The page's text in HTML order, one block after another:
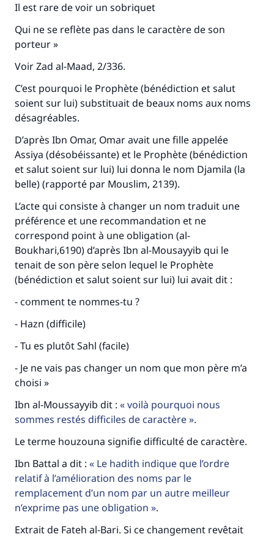
Il est rare de voir un sobriquet
Qui ne se reflète pas dans le caractère de son
porteur »
Voir Zad al-Maad, 2/336.
C’est pourquoi le Prophète (bénédiction et salut
soient sur lui) substituait de beaux noms aux noms
désagréables.
D’après Ibn Omar, Omar avait une fille appelée
Assiya (désobéissante) et le Prophète (bénédiction
et salut soient sur lui) lui donna le nom Djamila (la
belle) (rapporté par Mouslim, 2139).
L’acte qui consiste à changer un nom traduit une
préférence et une recommandation et ne
correspond point à une obligation (al-
Boukhari,6190) d’après Ibn al-Mousayyib qui le
tenait de son père selon lequel le Prophète
(bénédiction et salut soient sur lui) lui avait dit :
- comment te nommes-tu ?
- Hazn (difficile)
- Tu es plutôt Sahl (facile)
- Je ne vais pas changer un nom que mon père m’a
choisi »
Ibn al-Moussayyib dit :
voilà pourquoi nous
sommes restés difficiles de caractère .
Le terme houzouna signifie difficulté de caractère.
Ibn Battal a dit :
Le hadith indique que l’ordre
relatif à l’amélioration des noms par le
remplacement d’un nom par un autre meilleur
n’exprime pas une obligation
.
Extrait de Fateh al-Bari. Si ce changement revêtait
millions de personnes grâce à votre
contribution
Aidez nous à apporter des réponses.
"Celui qui indique une bonne action obtient la
même récompense que celui qui le fait."
(MOUSLIM 1893)
Soutenez IslamQA